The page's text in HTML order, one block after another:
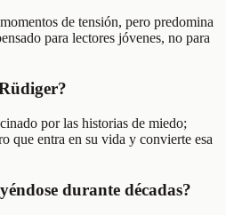
de tensión, pero predomina
para lectores jóvenes, no para
por las historias de miedo;
que entra en su vida y convierte esa
durante décadas?